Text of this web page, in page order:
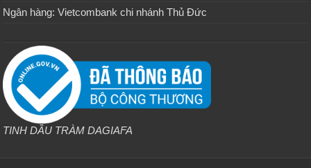
Ngân hàng: Vietcombank chi nhánh Thủ Đức
TINH DẦU TRÀM DAGIAFA